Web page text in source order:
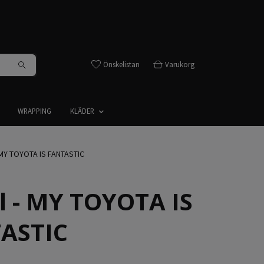
Önskelistan Varukorg
WRAPPING KLÄDER
TOYOTA IS FANTASTIC
- MY TOYOTA IS